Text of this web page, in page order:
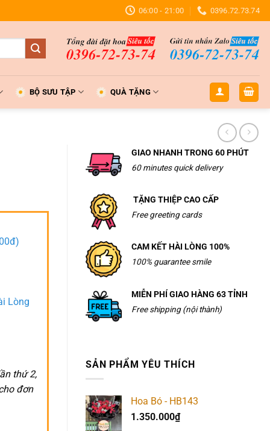
06:00 - 21:00 0396.72.73.74
BỘ SƯU TẬP QUÀ TẶNG
GIAO NHANH TRONG 60 PHÚT
60 minutes quick delivery
TẶNG THIỆP CAO CẤP
Free greeting cards
CAM KẾT HÀI LÒNG 100%
100% guarantee smile
MIỄN PHÍ GIAO HÀNG 63 TỈNH
Free shipping (nội thành)
SẢN PHẨM YÊU THÍCH
Hoa Bó - HB143
1.350.000₫
Lòng
thứ 2,
đơn